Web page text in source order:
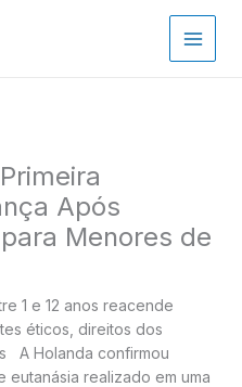
Após
Menores de
1 e 12 anos reacende
éticos, direitos dos
A Holanda confirmou
realizado em uma